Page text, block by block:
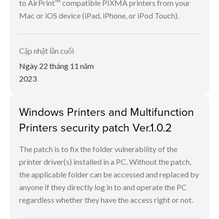
to AirPrint™ compatible PIXMA printers from your
Mac or iOS device (iPad, iPhone, or iPod Touch).
Cập nhật lần cuối
Ngày 22 tháng 11 năm
2023
Windows Printers and Multifunction
Printers security patch Ver.1.0.2
The patch is to fix the folder vulnerability of the
printer driver(s) installed in a PC. Without the patch,
the applicable folder can be accessed and replaced by
anyone if they directly log in to and operate the PC
regardless whether they have the access right or not.